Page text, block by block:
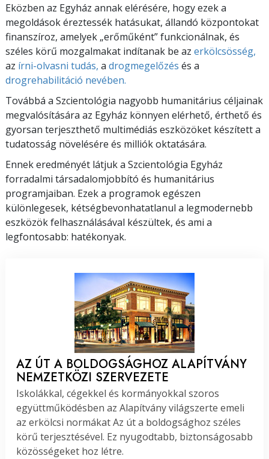
Eközben az Egyház annak elérésére, hogy ezek a
megoldások éreztessék hatásukat, állandó központokat
finanszíroz, amelyek „erőműként” funkcionálnak, és
széles körű mozgalmakat indítanak be az erkölcsösség,
az írni-olvasni tudás, a drogmegelőzés és a
drogrehabilitáció nevében.
Továbbá a Szcientológia nagyobb humanitárius céljainak
megvalósítására az Egyház könnyen elérhető, érthető és
gyorsan terjeszthető multimédiás eszközöket készített a
tudatosság növelésére és milliók oktatására.
Ennek eredményét látjuk a Szcientológia Egyház
forradalmi társadalomjobbító és humanitárius
programjaiban. Ezek a programok egészen
különlegesek, kétségbevonhatatlanul a legmodernebb
eszközök felhasználásával készültek, és ami a
legfontosabb: hatékonyak.
AZ ÚT A BOLDOGSÁGHOZ ALAPÍTVÁNY
NEMZETKÖZI SZERVEZETE
Iskolákkal, cégekkel és kormányokkal szoros
együttműködésben az Alapítvány világszerte emeli
az erkölcsi normákat Az út a boldogsághoz széles
körű terjesztésével. Ez nyugodtabb, biztonságosabb
közösségeket hoz létre.